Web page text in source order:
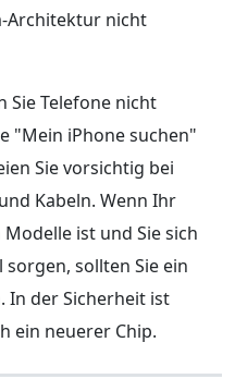
Architektur nicht
Sie Telefone nicht
"Mein iPhone suchen"
Sie vorsichtig bei
Kabeln. Wenn Ihr
ist und Sie sich
sollten Sie ein
In der Sicherheit ist
ein neuerer Chip.